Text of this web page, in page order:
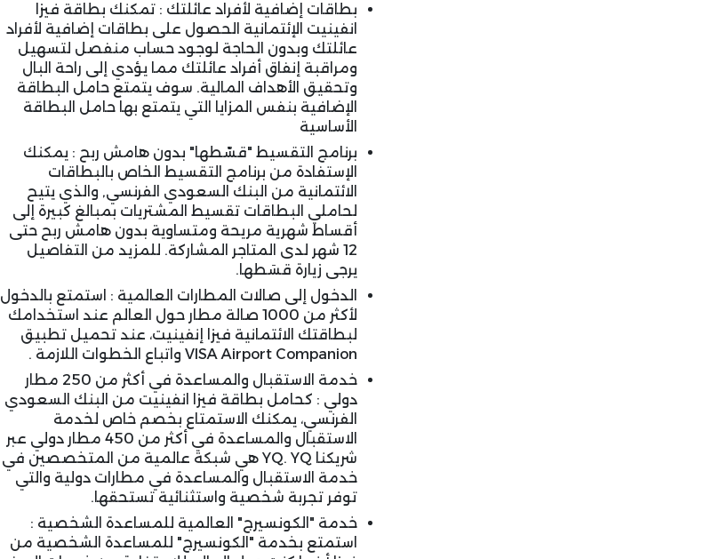
بطاقات إضافية لأفراد عائلتك : تمكنك بطاقة فيزا
انفينيت الإئتمانية الحصول على بطاقات إضافية لأفراد
عائلتك وبدون الحاجة لوجود حساب منفصل لتسهيل
ومراقبة إنفاق أفراد عائلتك مما يؤدي إلى راحة البال
وتحقيق الأهداف المالية. سوف يتمتع حامل البطاقة
الإضافية بنفس المزايا التي يتمتع بها حامل البطاقة
الأساسية
برنامج التقسيط "قسّطها" بدون هامش ربح : يمكنك
الإستفادة من برنامج التقسيط الخاص بالبطاقات
الائتمانية من البنك السعودي الفرنسي, والذي يتيح
لحاملي البطاقات تقسيط المشتريات بمبالغ كبيرة إلى
أقساط شهرية مريحة ومتساوية بدون هامش ربح حتى
12 شهر لدى المتاجر المشاركة. للمزيد من التفاصيل
يرجى زيارة قسَطها.
الدخول إلى صالات المطارات العالمية : استمتع بالدخول
لأكثر من 1000 صالة مطار حول العالم عند استخدامك
لبطاقتك الائتمانية فيزا إنفينيت، عند تحميل تطبيق
VISA Airport Companion واتباع الخطوات اللازمة .
خدمة الاستقبال والمساعدة في أكثر من 250 مطار
دولي : كحامل بطاقة فيزا انفينيت من البنك السعودي
الفرنسي، يمكنك الاستمتاع بخصم خاص لخدمة
الاستقبال والمساعدة في أكثر من 450 مطار دولي عبر
شريكنا YQ. YQ هي شبكة عالمية من المتخصصين في
خدمة الاستقبال والمساعدة في مطارات دولية والتي
توفر تجربة شخصية واستثنائية تستحقها.
خدمة "الكونسيرج" العالمية للمساعدة الشخصية :
استمتع بخدمة "الكونسيرج" للمساعدة الشخصية من